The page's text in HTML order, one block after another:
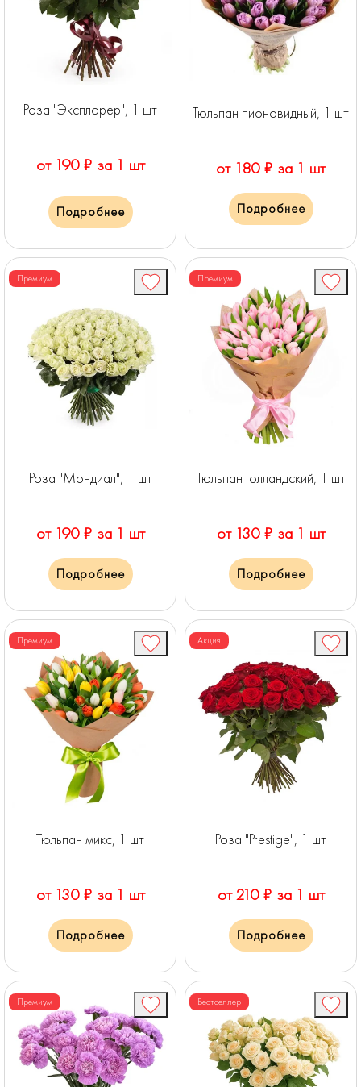
Роза "Эксплорер", 1 шт
от 190 ₽ за 1 шт
Подробнее
Тюльпан пионовидный, 1 шт
от 180 ₽ за 1 шт
Подробнее
Премиум
Роза "Мондиал", 1 шт
от 190 ₽ за 1 шт
Подробнее
Премиум
Тюльпан голландский, 1 шт
от 130 ₽ за 1 шт
Подробнее
Премиум
Тюльпан микс, 1 шт
от 130 ₽ за 1 шт
Подробнее
Акция
Роза "Prestige", 1 шт
от 210 ₽ за 1 шт
Подробнее
Премиум Бестселлер